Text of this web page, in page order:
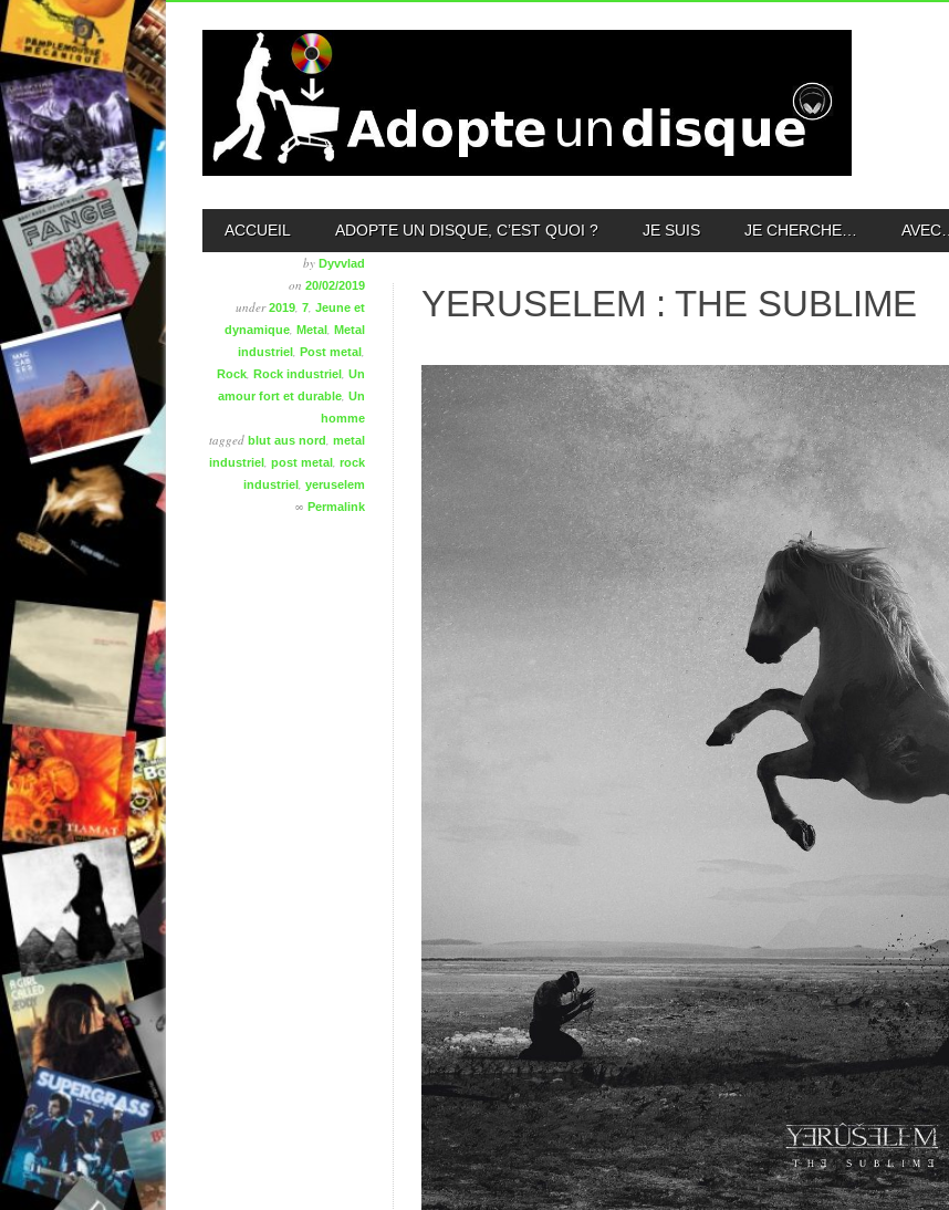
MAIN MENU
ACCUEIL ADOPTE UN DISQUE, C’EST QUOI ? JE SUIS JE CHERCHE… AVEC…
by Dyvvlad
on 20/02/2019
under2019 7 Jeune et
dynamique Metal Metal
industriel Post metal
Rock Rock industriel Un
amour fort et durable Un
homme
tagged blut aus nord metal
industriel post metal rock
industriel yeruselem
∞ Permalink
YERUSELEM : THE SUBLIME